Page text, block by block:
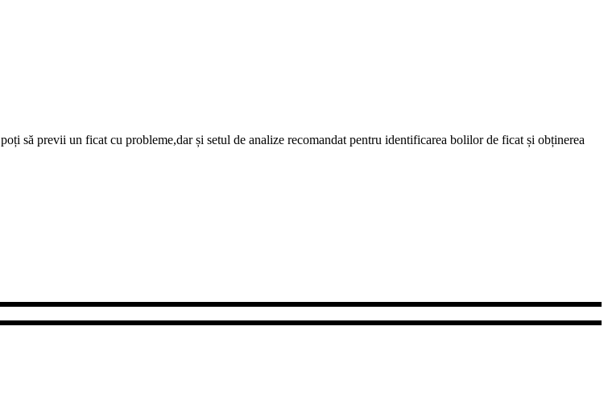
să previi un ficat cu probleme,dar și setul de analize recomandat pentru identificarea bolilor de ficat și obținerea